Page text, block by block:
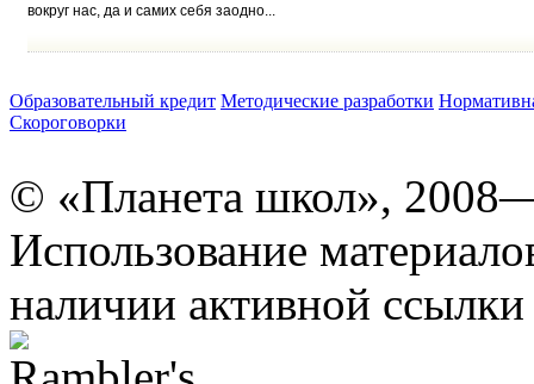
вокруг нас, да и самих себя заодно...
Образовательный кредит Методические разработки
Скороговорки
© «Планета школ»,
Использование
наличии активной